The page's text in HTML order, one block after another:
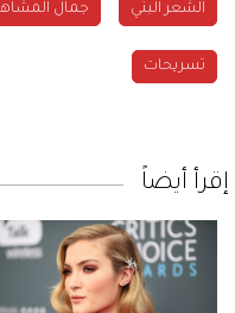
الشعر البني جمال
تسريحات
إقرأ أيضاً